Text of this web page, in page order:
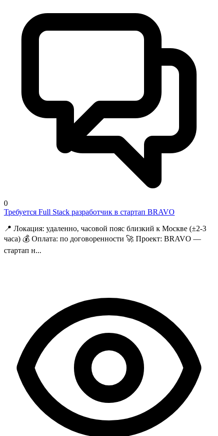
0
Требуется Full Stack разработчик в стартап BRAVO
📍 Локация: удаленно, часовой пояс близкий к Москве (±2-3
часа) 💰 Оплата: по договоренности 🚀 Проект: BRAVO —
стартап н...